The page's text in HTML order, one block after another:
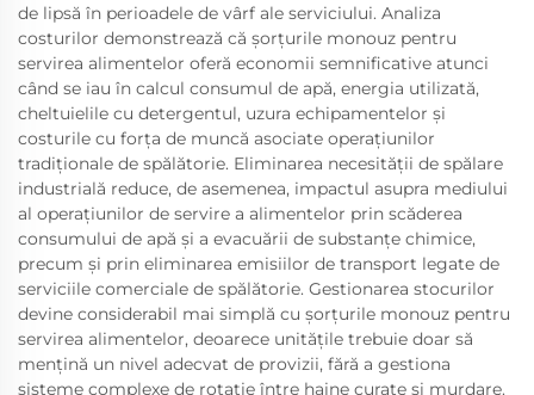
de lipsă în perioadele de vârf ale serviciului. Analiza
costurilor demonstrează că șorțurile monouz pentru
servirea alimentelor oferă economii semnificative atunci
când se iau în calcul consumul de apă, energia utilizată,
cheltuielile cu detergentul, uzura echipamentelor și
costurile cu forța de muncă asociate operațiunilor
tradiționale de spălătorie. Eliminarea necesității de spălare
industrială reduce, de asemenea, impactul asupra mediului
al operațiunilor de servire a alimentelor prin scăderea
consumului de apă și a evacuării de substanțe chimice,
precum și prin eliminarea emisiilor de transport legate de
serviciile comerciale de spălătorie. Gestionarea stocurilor
devine considerabil mai simplă cu șorțurile monouz pentru
servirea alimentelor, deoarece unitățile trebuie doar să
mențină un nivel adecvat de provizii, fără a gestiona
sisteme complexe de rotație între haine curate și murdare.